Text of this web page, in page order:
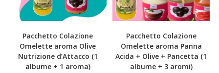
Pacchetto Colazione
Omelette aroma Olive
Nutrizione d’Attacco (1
albume + 1 aroma)
Pacchetto Colazione
Omelette aroma Panna
Acida + Olive + Pancetta (1
albume + 3 aromi)